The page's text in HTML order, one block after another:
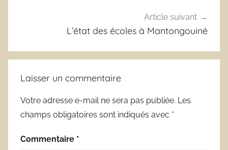
Article suivant
L’état des écoles à Mantongouiné
Laisser un commentaire
Votre adresse e-mail ne sera pas publiée. Les
champs obligatoires sont indiqués avec *
Commentaire *